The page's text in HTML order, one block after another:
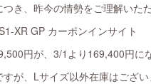
き、昨今の情勢をご理解いた
XR GP カーボンインサイト
円が、3/1より169,400円に
が、Lサイズ以外在庫はござい